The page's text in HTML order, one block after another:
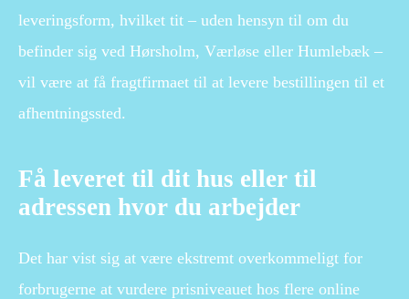
leveringsform, hvilket tit – uden hensyn til om du
befinder sig ved Hørsholm, Værløse eller Humlebæk –
vil være at få fragtfirmaet til at levere bestillingen til et
afhentningssted.
Få leveret til dit hus eller til
adressen hvor du arbejder
Det har vist sig at være ekstremt overkommeligt for
forbrugerne at vurdere prisniveauet hos flere online